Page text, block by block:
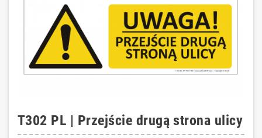
T302 PL | Przejście drugą strona ulicy